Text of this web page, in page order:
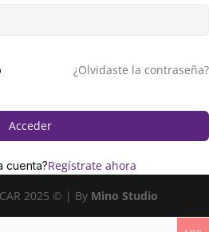
¿Olvidaste la contraseña?
Acceder
cuenta?Regístrate ahora
2025 © | By Mino Studio